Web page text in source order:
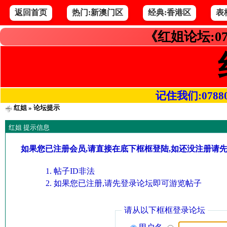
返回首页 热门:新澳门区 经典:香港区 表
《红姐论坛
记住我们
红姐» 论坛提示
红姐 提示信息
如果您已注册会员,请直接在底下框框登陆,如还没注册请
帖子ID非法
如果您已注册,请先登录论坛即可游览帖子
请从以下框框登录论坛